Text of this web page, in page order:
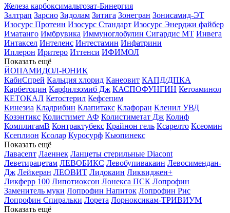
Железа карбоксимальтозат-Бинергия
Залтрап Зарсио Зидолам Зитига Зонегран Зонисамид-ЭТ
Изосурс Протеин Изосурс Стандарт Изосурс Энерджи файбер
Иматанго Имбрувика Иммуноглобулин Сигардис МТ Инвега
Интаксел Интеленс Интестамин Инфатрини
Иплерон Иритеро Иттенси ИФИМОЛ
Показать ещё
ЙОПАМИДОЛ-ЮНИК
КабиСпрей Кальция хлорид Канеовит КАПД/ДПКА
Карбетоцин Карфилзомиб Дж КАСПОФУНГИН Кетоаминол
КЕТОКАЛ Кетостерил Кефсепим
Кинезиа Кладрибин Клапитакс Клафоран Кленил УВД
Козэнтикс Колистимет АФ Колистиметат Дж Колиф
КомплигамВ Контрактубекс Крайнон гель Ксарелто Ксеомин
Ксеплион Ксолар Куросурф Кьюпинекс
Показать ещё
Лавасепт Лаеннек Ланцеты стерильные Diacont
Леветирацетам ЛЕВОБИКС Левобупивакаин Левосимендан-
Дж Лейкеран ЛЕОВИТ Лидокаин Ликвиджен+
Ликферр 100 Липотиоксон Лонекса ПСК Лопрофин
Заменитель муки Лопрофин Напиток Лопрофин Рис
Лопрофин Спиральки Лорета Лорноксикам-ТРИВИУМ
Показать ещё